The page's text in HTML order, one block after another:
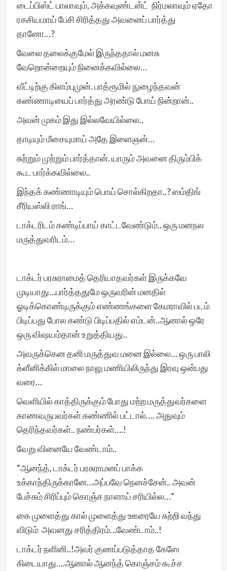
டைப்பிஸ்ட் பாலாவும், அக்கவுண்டன்ட் நிர்மலாவும் ஏதோ
ரகசியமாய் பேசி சிரித்தது அவனைப் பார்த்து
தானோ…?
வேலை தலைக்குமேல் இருந்ததால் மனசு
வேறொன்றையும் நினைக்கவில்லை…
வீட்டிற்கு கிளம்புமுன். பாத்ரூமில் நுழைந்தவன்
கண்ணாடியைப் பார்த்து அரண்டு போய் நின்றான்..
அவன் முகம் இது இல்லவேயில்லை..
தாடியும் மீசையுமாய் அதே இளைஞன்…
சுற்றும் முற்றும் பார்த்தான். யாரும் அவனை திரும்பிக்
கூட பார்க்கவில்லை..
இந்தக் கண்ணாடியும் பொய் சொல்கிறதா..? ஸம்திங்
சீரியஸ்லி ராங்…
டாக்டரிடம் கண்டிப்பாய் காட்டவேண்டும்.. ஒரு மனநல
மருத்துவரிடம்…
டாக்டர் பரசுராமைத் தெரியாதவர்கள் இருக்கவே
முடியாது…பார்த்ததுமே ஒருவரின் மனதில்
ஓடிக்கொண்டிருக்கும் எண்ணங்களை கேமராவில் படம்
பிடிப்பது போல கண்டு பிடிப்பதில் எம்டன்..ஆனால் ஒரே
ஒரு விஷயம்தான் உறுத்தியது..
அவருக்கென தனி மருத்துவ மனை இல்லை… ஒரு பாலி
க்ளீனிக்கில் மாலை நாலு மணியிலிருந்து இரவு ஒன்பது
வரை…
வெளியில் காத்திருக்கும் போது மற்ற மருத்துவர்களை
காணவருபவர்கள் கண்ணில் பட்டால்…. அதுவும்
தெரிந்தவர்கள்.. நண்பர்கள்….!
வேறு வினையே வேண்டாம்..
“ஆனந்த், டாக்டர் பரசுராமனப் பாக்க
உக்காந்திருக்கானே…அப்பவே நெனச்சேன்.. அவன்
பேச்சும் சிரிப்பும் கொஞ்ச நாளாய் சரியில்ல…”
கை முளைத்து கால் முளைத்து ஊரையே சுற்றி வந்து
விடும் அவனது சரித்திரம்…வேண்டாம்..!
டாக்டர் நளினி..!அவர் குணப்படுத்தாத கேஸே
கிடையாது….ஆனால் ஆனந்த் கொஞ்சம் கூச்ச